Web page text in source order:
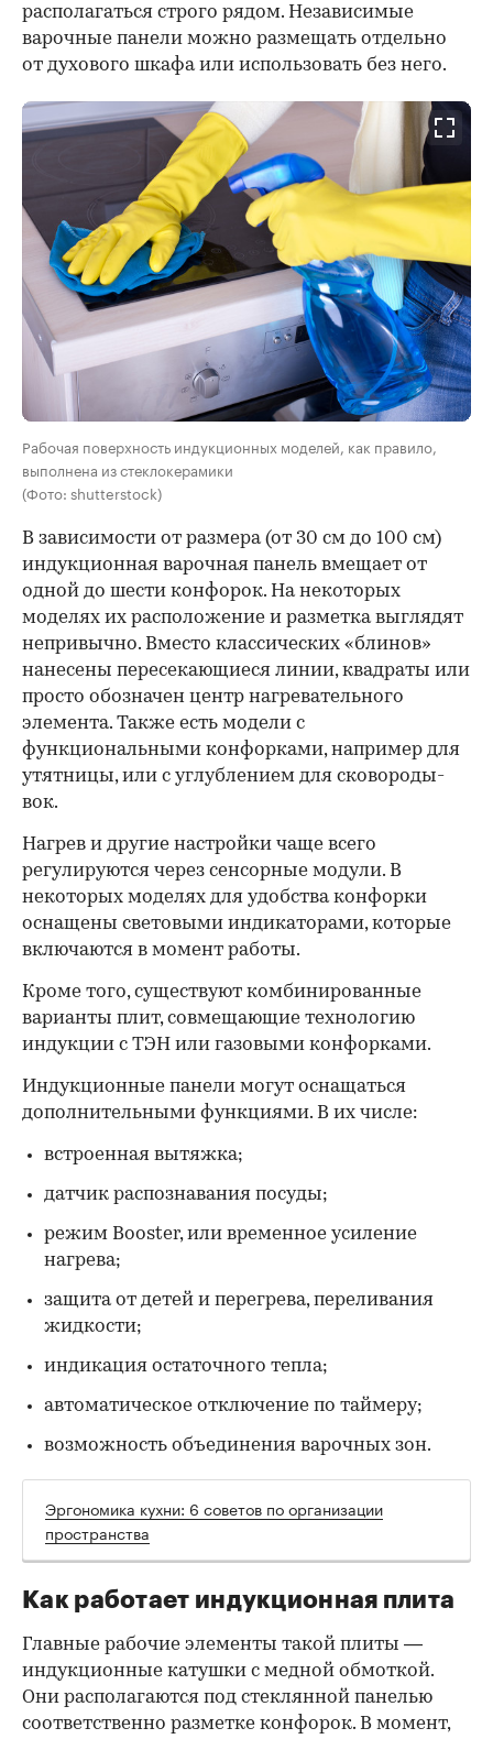
располагаться строго рядом. Независимые
варочные панели можно размещать отдельно
от духового шкафа или использовать без него.
Рабочая поверхность индукционных моделей, как правило,
выполнена из стеклокерамики
(Фото: shutterstock)
В зависимости от размера (от 30 см до 100 см)
индукционная варочная панель вмещает от
одной до шести конфорок. На некоторых
моделях их расположение и разметка выглядят
непривычно. Вместо классических «блинов»
нанесены пересекающиеся линии, квадраты или
просто обозначен центр нагревательного
элемента. Также есть модели с
функциональными конфорками, например для
утятницы, или с углублением для сковороды-
вок.
Нагрев и другие настройки чаще всего
регулируются через сенсорные модули. В
некоторых моделях для удобства конфорки
оснащены световыми индикаторами, которые
включаются в момент работы.
Кроме того, существуют комбинированные
варианты плит, совмещающие технологию
индукции с ТЭН или газовыми конфорками.
Индукционные панели могут оснащаться
дополнительными функциями. В их числе:
встроенная вытяжка;
датчик распознавания посуды;
режим Booster, или временное усиление
нагрева;
защита от детей и перегрева, переливания
жидкости;
индикация остаточного тепла;
автоматическое отключение по таймеру;
возможность объединения варочных зон.
Эргономика кухни: 6 советов по организации
пространства
Как работает индукционная плита
Главные рабочие элементы такой плиты —
индукционные катушки с медной обмоткой.
Они располагаются под стеклянной панелью
соответственно разметке конфорок. В момент,